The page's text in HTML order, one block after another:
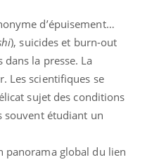
d’épuisement…
), suicides et burn-out
la presse. La
Les scientifiques se
sujet des conditions
souvent étudiant un
panorama global du lien